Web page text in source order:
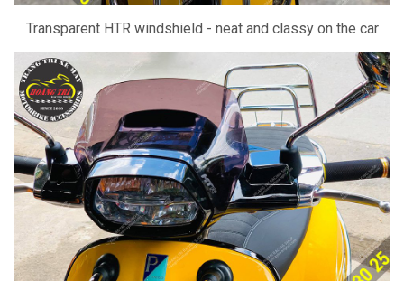
Transparent HTR windshield - neat and classy on the car